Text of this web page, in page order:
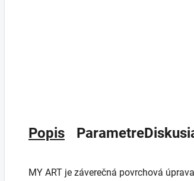
Popis Parametre
MY ART je záverečná povrchová